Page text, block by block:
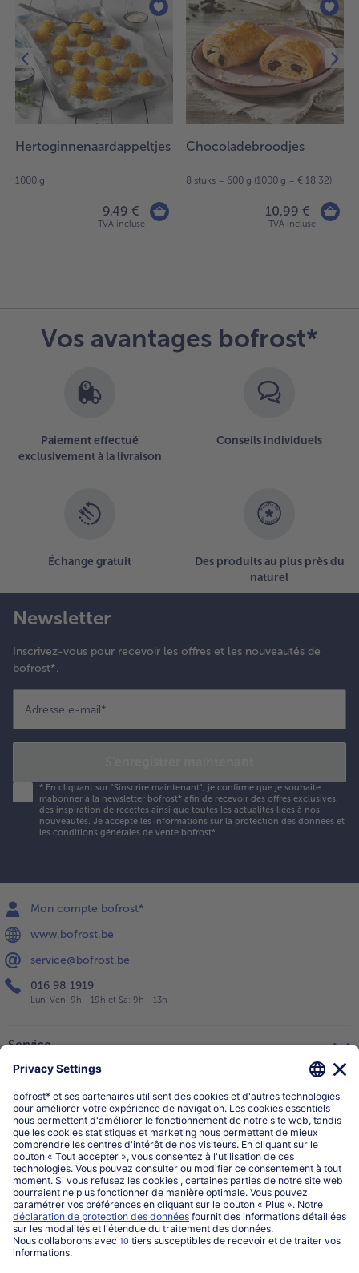
Hertoginnenaardappeltjes
1000 g
9,49 €
TVA incluse
Chocoladebroodjes
8 stuks = 600 g (1000 g = € 18,32)
10,99 €
TVA incluse
Vos avantages bofrost*
Paiement effectué
exclusivement à la livraison
Conseils individuels
Échange gratuit
Des produits au plus près du
naturel
Newsletter
Inscrivez-vous pour recevoir les offres et les nouveautés de
bofrost*.
Adresse e-mail*
* En cliquant sur "Sinscrire maintenant", je confirme que je souhaite
mabonner à la newsletter bofrost* afin de recevoir des offres exclusives,
des inspiration de recettes ainsi que toutes les actualités liées à nos
nouveautés. Je accepte les informations sur la protection des données et
les conditions générales de vente bofrost*
Mon compte bofrost*
www.bofrost.be
service@bofrost.be
016 98 1919
Lun-Ven: 9h - 19h et Sa: 9h - 13h
Service
Catégories